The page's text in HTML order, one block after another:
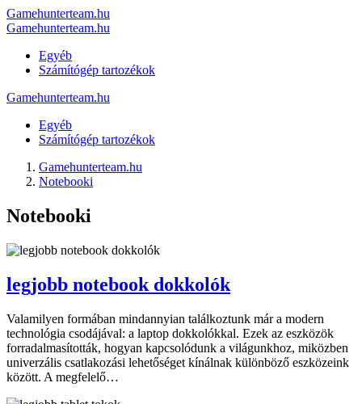
Gamehunterteam.hu
Gamehunterteam.hu
Egyéb
Számítógép tartozékok
Gamehunterteam.hu
Egyéb
Számítógép tartozékok
Gamehunterteam.hu
Notebooki
Notebooki
legjobb notebook dokkolók
Valamilyen formában mindannyian találkoztunk már a modern
technológia csodájával: a laptop dokkolókkal. Ezek az eszközök
forradalmasították, hogyan kapcsolódunk a világunkhoz, miközben
univerzális csatlakozási lehetőséget kínálnak különböző eszközeink
között. A megfelelő…